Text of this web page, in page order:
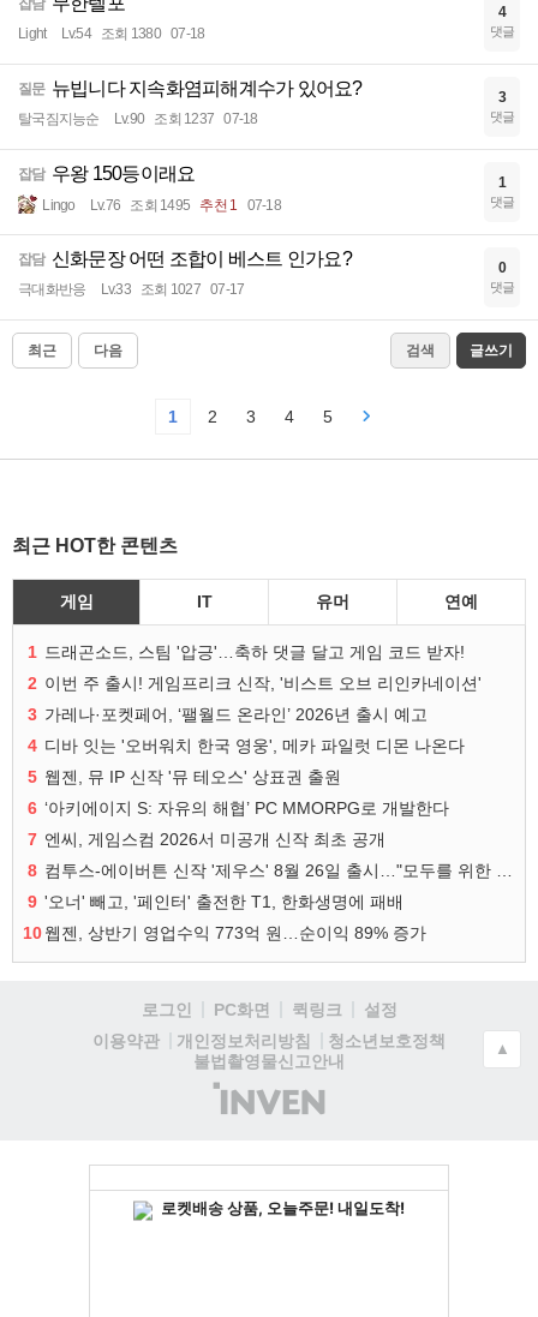
잡담
Light Lv.54 조회 1380 07-18
4
댓글
질문 뉴빕니다 지속화염피해계수가 있어요?
탈국짐지능순 Lv.90 조회 1237 07-18
3
댓글
잡담 우왕 150등이래요
Lingo Lv.76 조회 1495 추천 1 07-18
1
댓글
잡담 신화문장 어떤 조합이 베스트 인가요?
극대화반응 Lv.33 조회 1027 07-17
0
댓글
최근 다음 검색 글쓰기
1 2 3 4 5
최근 HOT한 콘텐츠
게임 IT 유머 연예
1 드래곤소드, 스팀 '압긍'…축하 댓글 달고 게임 코드 받자!
2 이번 주 출시! 게임프리크 신작, '비스트 오브 리인카네이션'
3 가레나·포켓페어, ‘팰월드 온라인’ 2026년 출시 예고
4 디바 잇는 '오버워치 한국 영웅', 메카 파일럿 디몬 나온다
5 웹젠, 뮤 IP 신작 '뮤 테오스' 상표권 출원
6 ‘아키에이지 S: 자유의 해협’ PC MMORPG로 개발한다
7 엔씨, 게임스컴 2026서 미공개 신작 최초 공개
8
9 '오너' 빼고, '페인터' 출전한 T1, 한화생명에 패배
10웹젠, 상반기 영업수익 773억 원…순이익 89% 증가
로그인 PC화면 퀵링크
설정
이용약관
개인정보처리방침
청소년보호정책
불법촬영물신고안내
(주)
인
▲